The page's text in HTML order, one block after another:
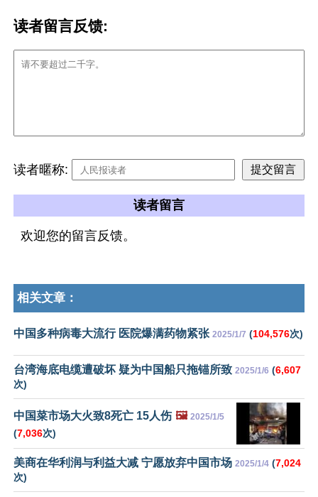
读者留言反馈:
读者暱称:
读者留言
欢迎您的留言反馈。
相关文章：
中国多种病毒大流行 医院爆满药物紧张 2025/1/7 (104,576次)
台湾海底电缆遭破坏 疑为中国船只拖锚所致 2025/1/6 (6,607
次)
中国菜市场大火致8死亡 15人伤 🖼️ 2025/1/5
(7,036次)
美商在华利润与利益大减 宁愿放弃中国市场 2025/1/4 (7,024
次)